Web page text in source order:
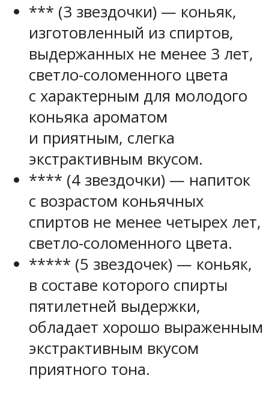
*** (3 звездочки) — коньяк,
изготовленный из спиртов,
выдержанных не менее 3 лет,
светло-соломенного цвета
с характерным для молодого
коньяка ароматом
и приятным, слегка
экстрактивным вкусом.
**** (4 звездочки) — напиток
с возрастом коньячных
спиртов не менее четырех лет,
светло-соломенного цвета.
***** (5 звездочек) — коньяк,
в составе которого спирты
пятилетней выдержки,
обладает хорошо выраженным
экстрактивным вкусом
приятного тона.